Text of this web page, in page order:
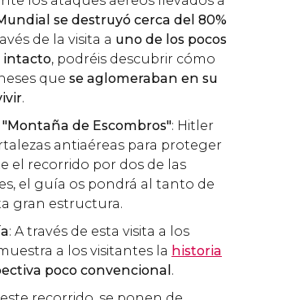
se destruyó cerca del 80%
de la visita a uno de los pocos
intacto, podréis descubrir cómo
que se aglomeraban en su
.
de Escombros": Hitler
antiaéreas para proteger
el recorrido por dos de las
el guía os pondrá al tanto de
gran estructura.
: A través de esta visita a los
a los visitantes la historia
poco convencional .